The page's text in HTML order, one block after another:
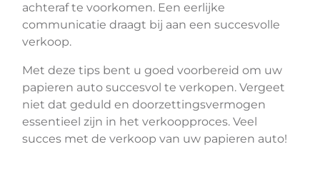
achteraf te voorkomen. Een eerlijke
communicatie draagt bij aan een succesvolle
verkoop.
Met deze tips bent u goed voorbereid om uw
papieren auto succesvol te verkopen. Vergeet
niet dat geduld en doorzettingsvermogen
essentieel zijn in het verkoopproces. Veel
succes met de verkoop van uw papieren auto!